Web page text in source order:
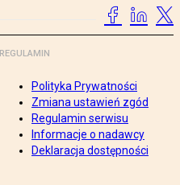
REGULAMIN
Polityka Prywatności
Zmiana ustawień zgód
Regulamin serwisu
Informacje o nadawcy
Deklaracja dostępności